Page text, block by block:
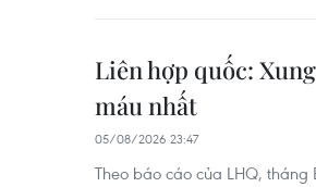
Liên hợp quốc:
máu nhất
05/08/2026 23:47
Theo báo cáo của LHQ,